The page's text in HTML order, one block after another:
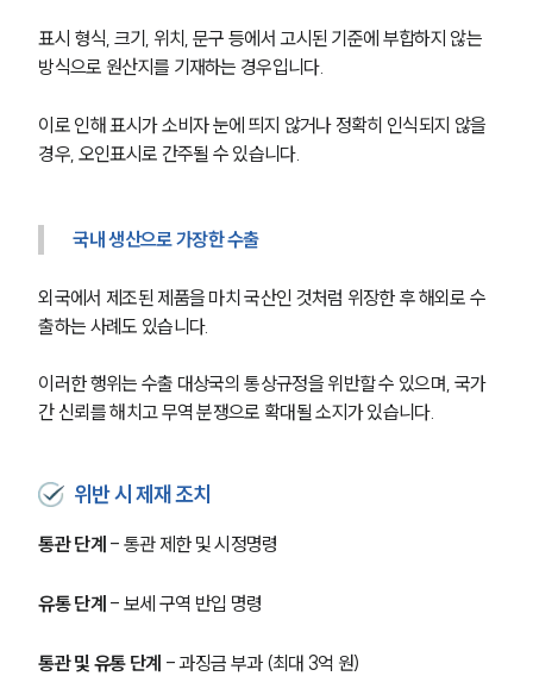
표시 형식, 크기, 위치, 문구 등에서 고시된 기준에 부합하지 않는
방식으로 원산지를 기재하는 경우입니다.
이로 인해 표시가 소비자 눈에 띄지 않거나 정확히 인식되지 않을
경우, 오인표시로 간주될 수 있습니다.
국내 생산으로 가장한 수출
외국에서 제조된 제품을 마치 국산인 것처럼 위장한 후 해외로 수
출하는 사례도 있습니다.
이러한 행위는 수출 대상국의 통상규정을 위반할 수 있으며, 국가
간 신뢰를 해치고 무역 분쟁으로 확대될 소지가 있습니다.
위반 시 제재 조치
통관 단계 - 통관 제한 및 시정명령
유통 단계 - 보세 구역 반입 명령
통관 및 유통 단계 - 과징금 부과 (최대 3억 원)